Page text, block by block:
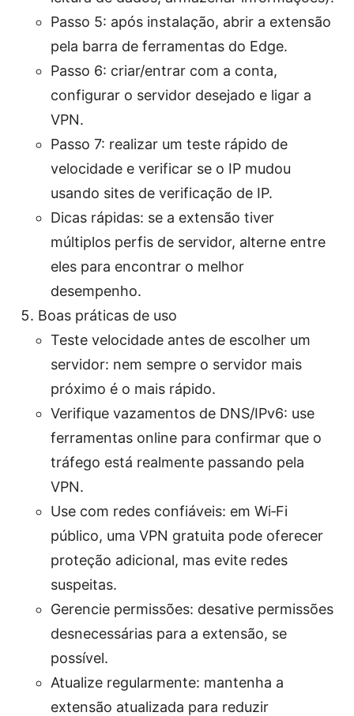
Passo 5: após instalação, abrir a extensão
pela barra de ferramentas do Edge.
Passo 6: criar/entrar com a conta,
configurar o servidor desejado e ligar a
VPN.
Passo 7: realizar um teste rápido de
velocidade e verificar se o IP mudou
usando sites de verificação de IP.
Dicas rápidas: se a extensão tiver
múltiplos perfis de servidor, alterne entre
eles para encontrar o melhor
desempenho.
Boas práticas de uso
Teste velocidade antes de escolher um
servidor: nem sempre o servidor mais
próximo é o mais rápido.
Verifique vazamentos de DNS/IPv6: use
ferramentas online para confirmar que o
tráfego está realmente passando pela
VPN.
Use com redes confiáveis: em Wi‑Fi
público, uma VPN gratuita pode oferecer
proteção adicional, mas evite redes
suspeitas.
Gerencie permissões: desative permissões
desnecessárias para a extensão, se
possível.
Atualize regularmente: mantenha a
extensão atualizada para reduzir